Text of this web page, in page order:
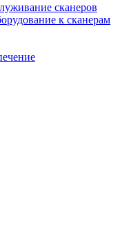
сканеров
к сканерам